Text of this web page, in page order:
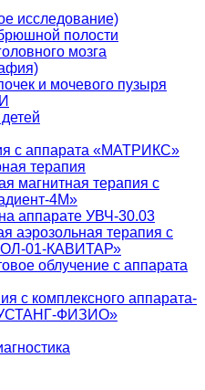
исследование)
полости
мозга
и мочевого пузыря
с аппарата «МАТРИКС»
терапия
магнитная терапия с
4М»
аппарате УВЧ-30.03
аэрозольная терапия с
01-КАВИТАР»
облучение с аппарата
с комплексного аппарата-
ФИЗИО»